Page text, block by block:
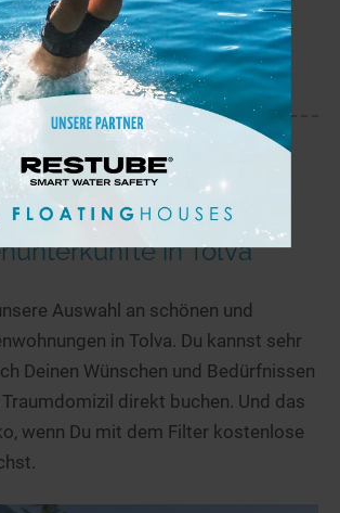
in der Nähe von Suonnankylä.
mehr
in Tolva
Auswahl an schönen und
in Tolva. Du kannst sehr
Deinen Wünschen und Bedürfnissen
direkt buchen. Und das
wenn Du mit dem Filter kostenlose